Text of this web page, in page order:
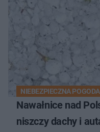
NIEBEZPIECZNA POGODA
Nawałnice nad
niszczy dachy i